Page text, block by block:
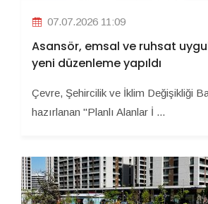
07.07.2026 11:09
Asansör, emsal ve ruhsat
yeni düzenleme yapıldı
Çevre, Şehircilik ve İklim Değişikliği
hazırlanan "Planlı Alanlar İ ...